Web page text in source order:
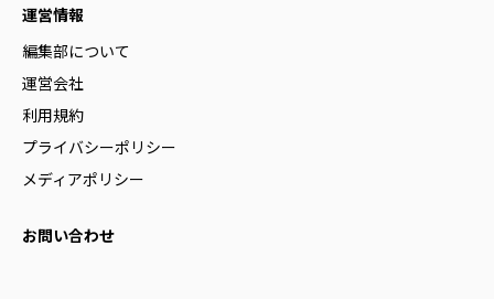
運営情報
編集部について
運営会社
利用規約
プライバシーポリシー
メディアポリシー
お問い合わせ